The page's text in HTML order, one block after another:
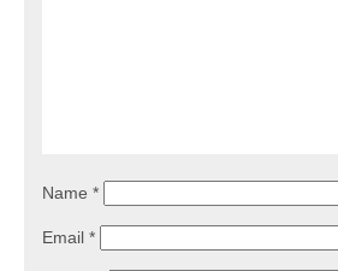
Name *
Email *